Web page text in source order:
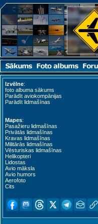
Izvēlne:
foto albuma sākums
Parādīt aviokompānijas
Parādīt lidmašīnas
Mapes:
Pasažieru lidmašīnas
Privātās lidmašīnas
Kravas lidmašīnas
Militārās lidmašīnas
Vēsturiskas lidmašīnas
Helikopteri
Lidostas
Avio māksla
Avio humors
Aerofoto
Cits